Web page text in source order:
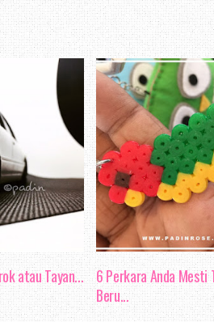
atau Tayan...
6 Perkara Anda Mesti
Beru...